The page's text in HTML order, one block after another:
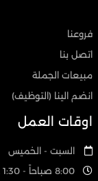
فروعنا
اتصل بنا
مبيعات الجملة
انضم الينا (التوظيف)
اوقات العمل
السبت - الخميس
8:00 صباحاً - 1:30 ظهراً / 5:00 مساءً - 10:00 مساءً